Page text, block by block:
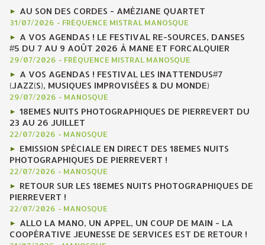
AU SON DES CORDES - AMÉZIANE QUARTET
31/07/2026 - FRÉQUENCE MISTRAL MANOSQUE
A VOS AGENDAS ! LE FESTIVAL RE-SOURCES, DANSES
#5 DU 7 AU 9 AOÛT 2026 À MANE ET FORCALQUIER
29/07/2026 - FRÉQUENCE MISTRAL MANOSQUE
A VOS AGENDAS ! FESTIVAL LES INATTENDUS#7
(JAZZ(S), MUSIQUES IMPROVISÉES & DU MONDE)
29/07/2026 - MANOSQUE
18EMES NUITS PHOTOGRAPHIQUES DE PIERREVERT DU
23 AU 26 JUILLET
22/07/2026 - MANOSQUE
EMISSION SPÉCIALE EN DIRECT DES 18EMES NUITS
PHOTOGRAPHIQUES DE PIERREVERT !
22/07/2026 - MANOSQUE
RETOUR SUR LES 18EMES NUITS PHOTOGRAPHIQUES DE
PIERREVERT !
22/07/2026 - MANOSQUE
ALLO LA MANO, UN APPEL, UN COUP DE MAIN - LA
COOPÉRATIVE JEUNESSE DE SERVICES EST DE RETOUR !